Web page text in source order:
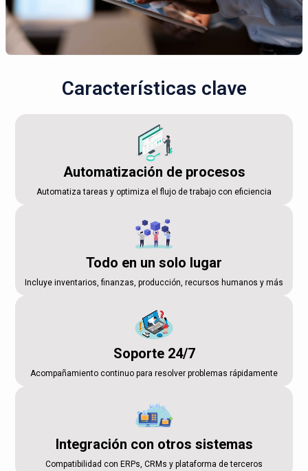
Características clave
Automatización de procesos
Automatiza tareas y optimiza el flujo de trabajo con eficiencia
Todo en un solo lugar
Incluye inventarios, finanzas, producción, recursos humanos y más
Soporte 24/7
Acompañamiento continuo para resolver problemas rápidamente
Integración con otros sistemas
Compatibilidad con ERPs, CRMs y plataforma de terceros